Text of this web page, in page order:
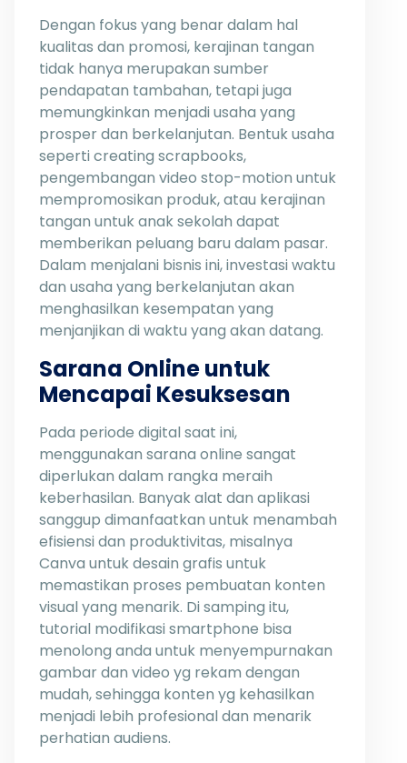
Dengan fokus yang benar dalam hal
kualitas dan promosi, kerajinan tangan
tidak hanya merupakan sumber
pendapatan tambahan, tetapi juga
memungkinkan menjadi usaha yang
prosper dan berkelanjutan. Bentuk usaha
seperti creating scrapbooks,
pengembangan video stop-motion untuk
mempromosikan produk, atau kerajinan
tangan untuk anak sekolah dapat
memberikan peluang baru dalam pasar.
Dalam menjalani bisnis ini, investasi waktu
dan usaha yang berkelanjutan akan
menghasilkan kesempatan yang
menjanjikan di waktu yang akan datang.
Sarana Online untuk
Mencapai Kesuksesan
Pada periode digital saat ini,
menggunakan sarana online sangat
diperlukan dalam rangka meraih
keberhasilan. Banyak alat dan aplikasi
sanggup dimanfaatkan untuk menambah
efisiensi dan produktivitas, misalnya
Canva untuk desain grafis untuk
memastikan proses pembuatan konten
visual yang menarik. Di samping itu,
tutorial modifikasi smartphone bisa
menolong anda untuk menyempurnakan
gambar dan video yg rekam dengan
mudah, sehingga konten yg kehasilkan
menjadi lebih profesional dan menarik
perhatian audiens.